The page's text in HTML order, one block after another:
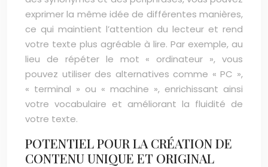
exprimer la même idée de différentes manières,
ce qui maintient l’attention du lecteur et rend
votre texte plus agréable à lire. Par exemple, au
lieu de répéter le mot « ordinateur », vous
pouvez utiliser des alternatives comme « PC »,
« terminal » ou « machine », enrichissant ainsi
votre vocabulaire et améliorant la fluidité de
votre texte.
POTENTIEL POUR LA CRÉATION DE
CONTENU UNIQUE ET ORIGINAL